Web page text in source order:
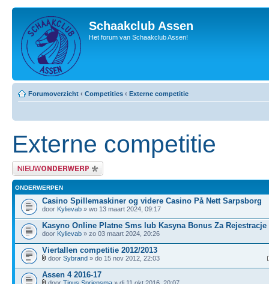
Schaakclub Assen
Het forum van Schaakclub Assen!
Forumoverzicht ‹ Competities ‹ Externe competitie
Externe competitie
Plaats een nieuw bericht
ONDERWERPEN
Casino Spillemaskiner og videre Casino På Nett Sarpsborg
door Kylievab » wo 13 maart 2024, 09:17
Kasyno Online Platne Sms lub Kasyna Bonus Za Rejestracje
door Kylievab » zo 03 maart 2024, 20:26
Viertallen competitie 2012/2013
door Sybrand » do 15 nov 2012, 22:03
Assen 4 2016-17